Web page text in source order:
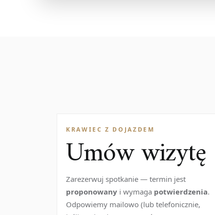
KRAWIEC Z DOJAZDEM
Umów wizytę
Zarezerwuj spotkanie — termin jest
proponowany i wymaga potwierdzenia.
Odpowiemy mailowo (lub telefonicznie,